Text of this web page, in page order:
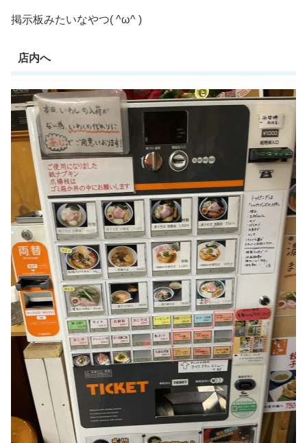
掲示板みたいなやつ( ^ω^ )
店内へ